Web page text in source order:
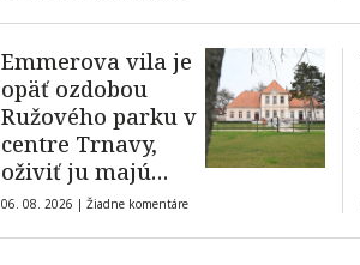
Emmerova vila je
opäť ozdobou
Ružového parku v
centre Trnavy,
oživiť ju majú
umelecké aktivity
06. 08. 2026 | Žiadne komentáre